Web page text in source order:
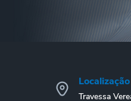
Localização
Travessa